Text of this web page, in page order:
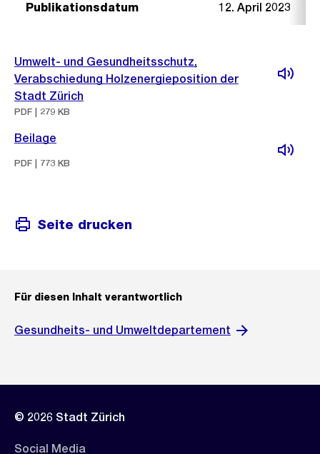
Publikationsdatum 12. April 2023
Umwelt- und Gesundheitsschutz,
Verabschiedung Holzenergieposition der
Stadt Zürich
PDF | 279 KB
Beilage
PDF | 773 KB
Seite drucken
Für diesen Inhalt verantwortlich
Gesundheits- und Umweltdepartement
© 2026 Stadt Zürich
Social Media